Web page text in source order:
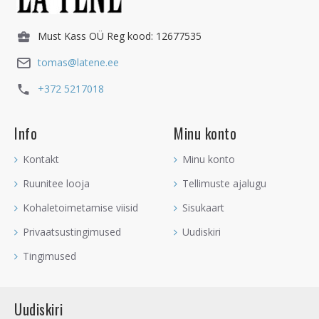
Must Kass OÜ Reg kood: 12677535
tomas@latene.ee
+372 5217018
Info
Kontakt
Ruunitee looja
Kohaletoimetamise viisid
Privaatsustingimused
Tingimused
Minu konto
Minu konto
Tellimuste ajalugu
Sisukaart
Uudiskiri
Uudiskiri